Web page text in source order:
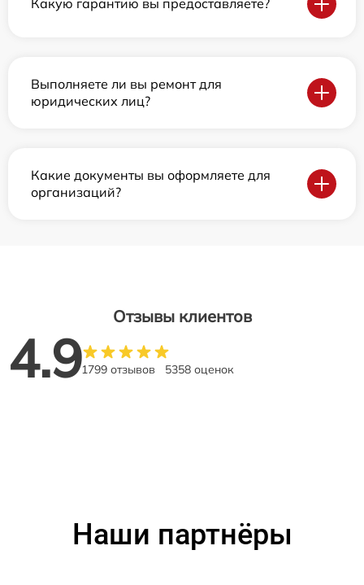
Какую гарантию вы предоставляете?
Выполняете ли вы ремонт для
юридических лиц?
Какие документы вы оформляете для
организаций?
Отзывы клиентов
4.91799 отзывов 5358 оценок
Наши партнёры